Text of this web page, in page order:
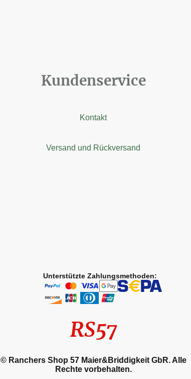
Kundenservice
Kontakt
Versand und Rückversand
Unterstützte Zahlungsmethoden:
RS57
© Ranchers Shop 57 Maier&Briddigkeit GbR. Alle
Rechte vorbehalten.